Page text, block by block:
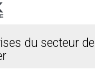
du secteur de